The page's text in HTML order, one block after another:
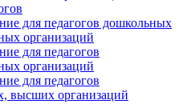
для педагогов дошкольных
организаций
для педагогов
организаций
для педагогов
высших организаций